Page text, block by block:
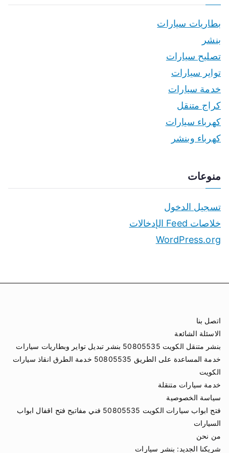
بطاريات سيارات
بنشر
تصليح سيارات
تواير سيارات
خدمة سيارات
كراج متنقل
كهرباء سيارات
كهرباء وبنشر
منوعات
تسجيل الدخول
خلاصات Feed الإدخالات
WordPress.org
اتصل بنا
الاسئلة الشائعة
بنشر متنقل الكويت 50805535 بنشر تبديل تواير وبطاريات سيارات
خدمة المساعدة على الطريق 50805535 خدمة الطرق انقاذ سيارات
الكويت
خدمة سيارات متنقلة
سياسة الخصوصية
فتح ابواب سيارات الكويت 50805535 فني مفاتيح فتح اقفال ابواب
السيارات
من نحن
شريكنا الجديد: بنشر سيارات